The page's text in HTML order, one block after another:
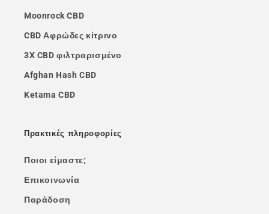
Moonrock CBD
CBD Αφρώδες κίτρινο
3X CBD φιλτραρισμένο
Afghan Hash CBD
Ketama CBD
Πρακτικές πληροφορίες
Ποιοι είμαστε;
Επικοινωνία
Παράδοση